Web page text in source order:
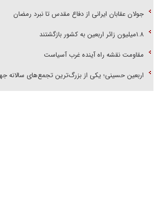
جولان عقابان ایرانی از دفاع مقدس تا نبرد رمضان
۱.۸میلیون زائر اربعین به کشور بازگشتند
مقاومت نقشه راه آینده غرب آسیاست
اربعین حسینی؛ یکی از بزرگ‌ترین تجمع‌های سالانه